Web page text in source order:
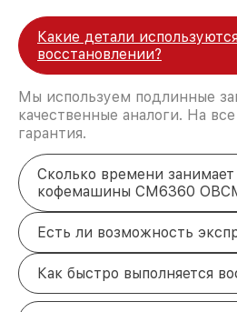
Какие детали
восстановлении?
Мы используем подлинные
качественные аналоги. На
гарантия.
Сколько времени
кофемашины CM6360
Есть ли возможность
Как быстро выполняется